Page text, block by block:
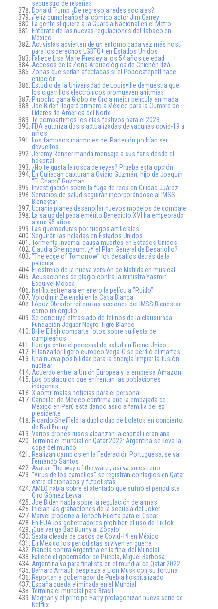
secuestro de reseñas
Donald Trump ¿De regreso a redes sociales?
¡Feliz cumpleaños! al cómico actor Jim Carrey
La gente sí quiere a la Guardia Nacional en el Metro…
Entérate de las nuevas regulaciones del Tabaco en
México
Activistas advierten de un entorno cada vez más hostil
para los derechos LGBTQ+ en Estados Unidos
Fallece Lisa Marie Presley a los 54 años de edad
Accesos de la Zona Arqueológica de Chichén Itzá.
Zonas que serían afectadas si el Popocatépetl hace
erupción
Estudio de la Universidad de Louisville demuestra que
los cigarrillos electrónicos promueven arritmias
Pinocho gana Globo de Oro a mejor película animada
Joe Biden llegará primero a México para la Cumbre de
Líderes de América del Norte
Te compartimos los días festivos para el 2023
FDA autoriza dosis actualizadas de vacunas covid-19 a
niños
Los famosos mármoles del Partenón podrían ser
devueltos
Jeremy Renner manda mensaje a sus fans desde el
hospital
¿No te gusta la rosca de reyes? Prueba esta opción
En Culiacán capturan a Ovidio Guzmán, hijo de Joaquín
“El Chapo” Guzmán
Investigación sobre la fuga de reos en Ciudad Juárez
Servicios de salud seguirán incorporándose al IMSS-
Bienestar
Ucrania planea desarrollar nuevos modelos de combate
La salud del papa emérito Benedicto XVI ha empeorado
a sus 95 años
Las quemaduras por fuegos artificiales
Seguirán las heladas en Estados Unidos
Tormenta invernal causa muertes en Estados Unidos
Claudia Sheinbaum: ¿Y el Plan General de Desarrollo?
”The edge of Tomorrow” los desafíos detrás de la
película
El estreno de la nueva versión de Matilda en musical
Acusaciones de plagio contra la ministra Yasmín
Esquivel Mossa
Netflix estrenará en enero la película ”Ruido”
Volodimir Zelenski en la Casa Blanca
López Obrador reitera las acciones del IMSS Bienestar
como un orgullo
Se concluye el traslado de felinos de la clausurada
Fundación Jaguar Negro-Tigre Blanco
Billie Eilish comparte fotos sobre su fiesta de
cumpleaños
Huelga entre el personal de salud en Reino Unido
El lanzador ligero europeo Vega-C se perdió el martes
Una nueva posibilidad para la energía limpia: la fusión
nuclear
Acuerdo entre la Unión Europea y la empresa Amazon
Los obstáculos que enfrentan las poblaciones
indígenas
Xiaomi: malas noticias para el personal
Canciller de México confirma que la embajada de
México en Perú está dando asilo a familia del ex
presidente
Ricardo Sheffield la duplicidad de boletos en concierto
de Bad Bunny
Varios drones rusos alcanzan la capital ucraniana
Termina el mundial en Qatar 2022: Argentina se lleva la
copa del mundo
Realizan cambios en la Federación Portuguesa, se va
Fernando Santos
Avatar: The way of the water, así va su estreno
”Virus de los camellos” se registran contagios en Qatar
entre aficionados y futbolistas
AMLO habla sobre el atentado que sufrió el periodista
Ciro Gómez Leyva
Joe Biden habla sobre la regulación de armas
Inician las grabaciones de la secuela del Joker
Marvel propone a Tenoch Huerta para el Oscar
En EUA los gobernadores prohiben el uso de TikTok
¡Que venga Bad Bunny al Zócalo!
Sexta oleada de casos de Covid-19 en México
En México los periodistas sí viven en guerra
Francia contra Argentina en la final del Mundial
Fallece el gobernador de Puebla, Miguel Barbosa
Argentina va para finalista en el mundial de Qatar 2022
Bernard Arnault desplaza a Elon Musk con su fortuna
Reportan a gobernador de Puebla hospitalizado
España queda eliminada en el Mundial
Termina el mundial para Brasil
Meghan y el príncipe Harry protagonizan nueva serie de
Netflix